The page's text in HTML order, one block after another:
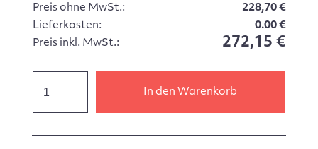
Preis ohne MwSt.:
228,70 €
Lieferkosten:
0.00 €
Preis inkl. MwSt.:
272,15 €
In den Warenkorb